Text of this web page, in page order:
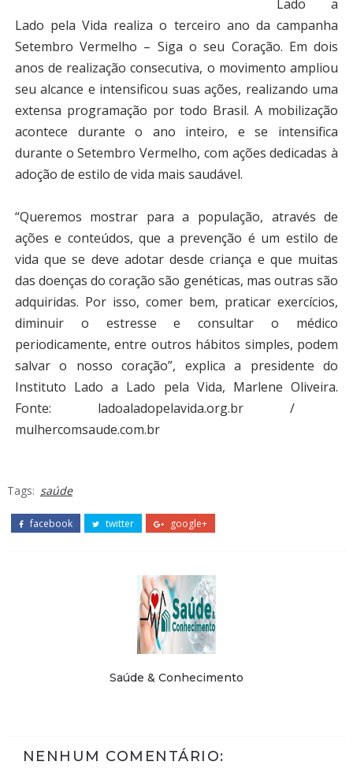
Lado a
Lado pela Vida realiza o terceiro ano da campanha
Setembro Vermelho – Siga o seu Coração. Em dois
anos de realização consecutiva, o movimento ampliou
seu alcance e intensificou suas ações, realizando uma
extensa programação por todo Brasil. A mobilização
acontece durante o ano inteiro, e se intensifica
durante o Setembro Vermelho, com ações dedicadas à
adoção de estilo de vida mais saudável.
“Queremos mostrar para a população, através de
ações e conteúdos, que a prevenção é um estilo de
vida que se deve adotar desde criança e que muitas
das doenças do coração são genéticas, mas outras são
adquiridas. Por isso, comer bem, praticar exercícios,
diminuir o estresse e consultar o médico
periodicamente, entre outros hábitos simples, podem
salvar o nosso coração”, explica a presidente do
Instituto Lado a Lado pela Vida, Marlene Oliveira.
Fonte: ladoaladopelavida.org.br /
mulhercomsaude.com.br
Tags: saúde
facebook twitter google+
Saúde & Conhecimento
NENHUM COMENTÁRIO: